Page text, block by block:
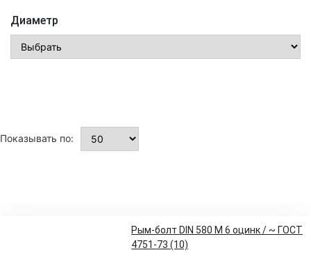
Диаметр
Показывать по:
Рым-болт DIN 580 M 6 оцинк / ~ ГОСТ
4751-73 (10)